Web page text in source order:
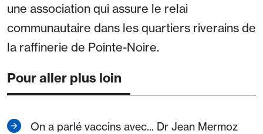
une association qui assure le relai
communautaire dans les quartiers riverains de
la raffinerie de Pointe-Noire.
Pour aller plus loin
On a parlé vaccins avec... Dr Jean Mermoz